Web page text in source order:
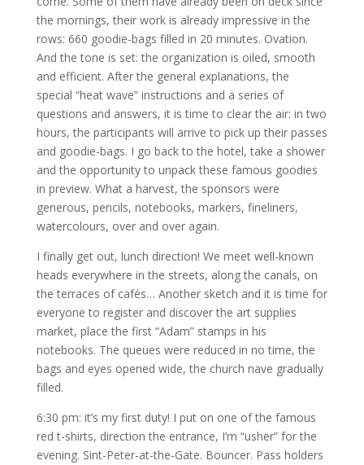
the mornings, their work is already impressive in the
rows: 660 goodie-bags filled in 20 minutes. Ovation.
And the tone is set: the organization is oiled, smooth
and efficient. After the general explanations, the
special “heat wave” instructions and a series of
questions and answers, it is time to clear the air: in two
hours, the participants will arrive to pick up their passes
and goodie-bags. I go back to the hotel, take a shower
and the opportunity to unpack these famous goodies
in preview. What a harvest, the sponsors were
generous, pencils, notebooks, markers, fineliners,
watercolours, over and over again.
I finally get out, lunch direction! We meet well-known
heads everywhere in the streets, along the canals, on
the terraces of cafés… Another sketch and it is time for
everyone to register and discover the art supplies
market, place the first “Adam” stamps in his
notebooks. The queues were reduced in no time, the
bags and eyes opened wide, the church nave gradually
filled.
6:30 pm: it’s my first duty! I put on one of the famous
red t-shirts, direction the entrance, I’m “usher” for the
evening. Sint-Peter-at-the-Gate. Bouncer. Pass holders